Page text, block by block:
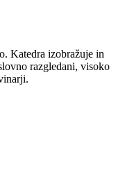
Katedra izobražuje in
razgledani, visoko